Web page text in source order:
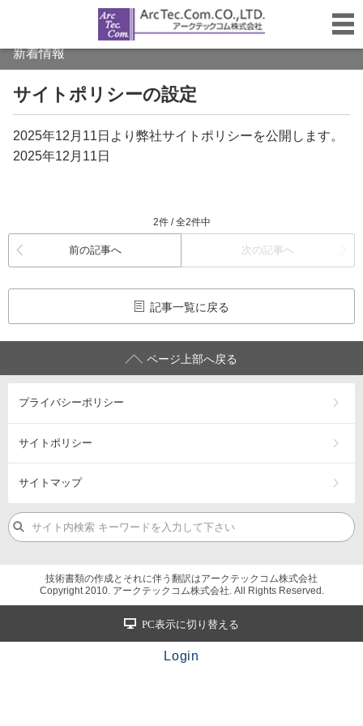
新着情報
サイトポリシーの設定
2025年12月11日より弊社サイトポリシーを公開します。
2025年12月11日
2件 / 全2件中
前の記事へ 次の記事へ
記事一覧に戻る
ページ上部へ戻る
プライバシーポリシー
サイトポリシー
サイトマップ
技術書類の作成とそれに伴う翻訳はアークテックコム株式会社
Copyright 2010. アークテックコム株式会社. All Rights Reserved.
PC表示に切り替える
Login